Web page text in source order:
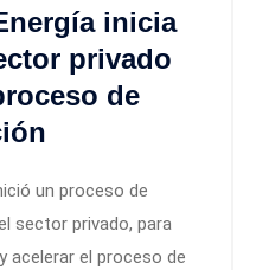
inicia
privado
de
un proceso de
sector privado, para
acelerar el proceso de